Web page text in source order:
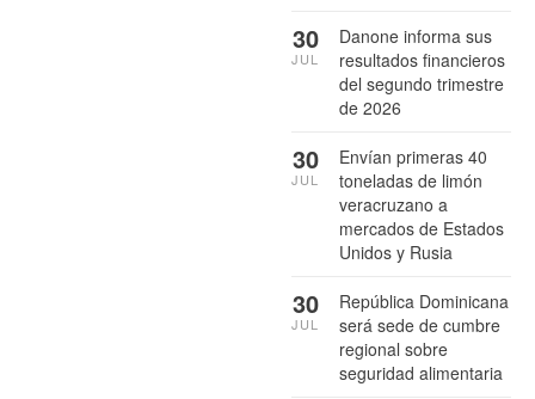
Danone informa sus
resultados financieros
del segundo trimestre
de 2026
30
JUL
Envían primeras 40
toneladas de limón
veracruzano a
mercados de Estados
Unidos y Rusia
30
JUL
República Dominicana
será sede de cumbre
regional sobre
seguridad alimentaria
30
JUL